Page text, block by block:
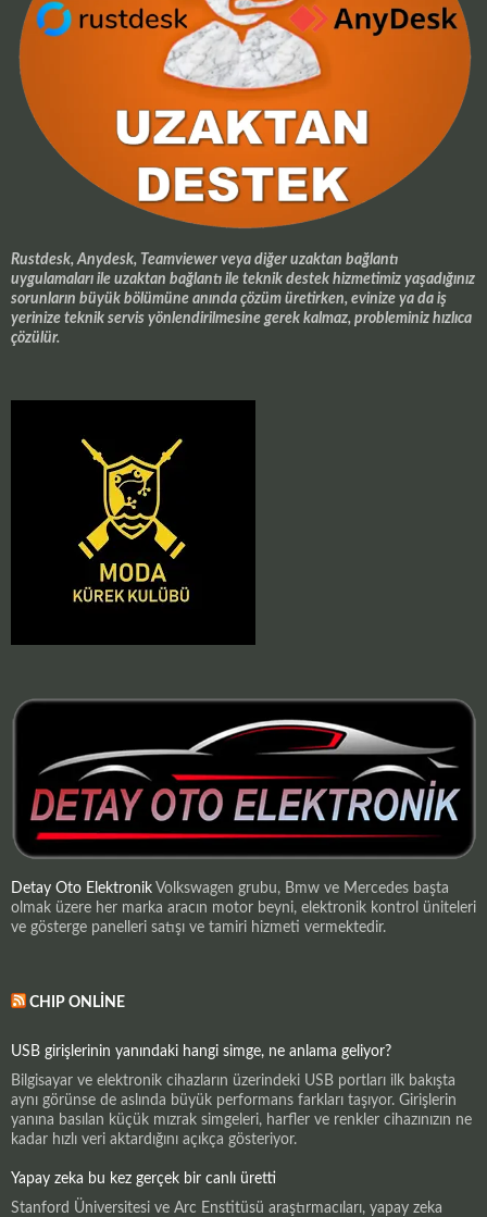
Rustdesk, Anydesk, Teamviewer veya diğer uzaktan bağlantı
uygulamaları ile uzaktan bağlantı ile teknik destek hizmetimiz yaşadığınız
sorunların büyük bölümüne anında çözüm üretirken, evinize ya da iş
yerinize teknik servis yönlendirilmesine gerek kalmaz, probleminiz hızlıca
çözülür.
Detay Oto Elektronik Volkswagen grubu, Bmw ve Mercedes başta
olmak üzere her marka aracın motor beyni, elektronik kontrol üniteleri
ve gösterge panelleri satışı ve tamiri hizmeti vermektedir.
CHIP ONLINE
USB girişlerinin yanındaki hangi simge, ne anlama geliyor?
Bilgisayar ve elektronik cihazların üzerindeki USB portları ilk bakışta
aynı görünse de aslında büyük performans farkları taşıyor. Girişlerin
yanına basılan küçük mızrak simgeleri, harfler ve renkler cihazınızın ne
kadar hızlı veri aktardığını açıkça gösteriyor.
Yapay zeka bu kez gerçek bir canlı üretti
Stanford Üniversitesi ve Arc Enstitüsü araştırmacıları, yapay zeka